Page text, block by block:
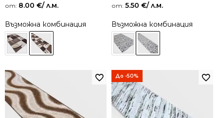
от: 8.00 €/ л.м.
Възможна комбинация
от: 5.50 €/ л.м.
Възможна комбинация
До -50%